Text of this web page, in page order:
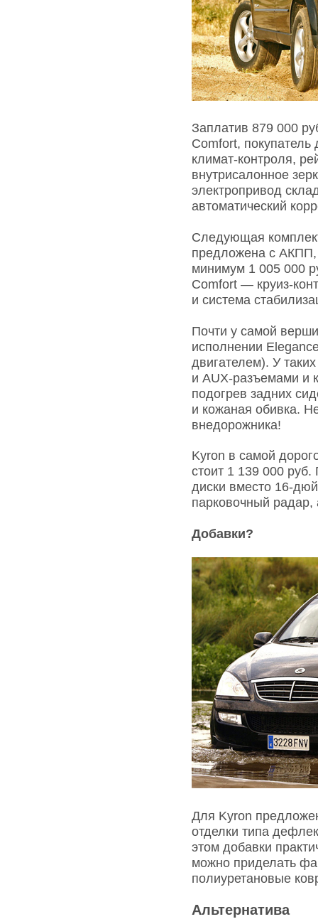
Заплатив 879 000
Comfort, покупатель
климат-контроля,
внутрисалонное
электропривод
автоматический
Следующая
предложена с АКПП,
минимум 1 005 000
Comfort — круиз-
и система
Почти у самой
исполнении
двигателем). У
и AUX-разъемами и
подогрев задних
и кожаная обивка.
внедорожника!
Kyron в самой
стоит 1 139 000
диски вместо 16-
парковочный радар,
Добавки?
Для Kyron
отделки типа
этом добавки
можно приделать
полиуретановые
Альтернатива